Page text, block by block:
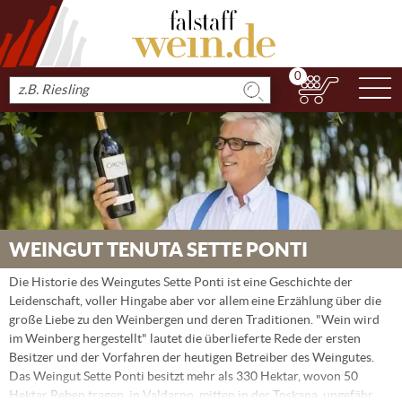
Produkt
suchen
0
WEINGUT TENUTA SETTE PONTI
Die Historie des Weingutes Sette Ponti ist eine Geschichte der
Leidenschaft, voller Hingabe aber vor allem eine Erzählung über die
große Liebe zu den Weinbergen und deren Traditionen. "Wein wird
im Weinberg hergestellt" lautet die überlieferte Rede der ersten
Besitzer und der Vorfahren der heutigen Betreiber des Weingutes.
Das Weingut Sette Ponti besitzt mehr als 330 Hektar, wovon 50
Hektar Reben tragen, in Valdarno, mitten in der Toskana, ungefähr